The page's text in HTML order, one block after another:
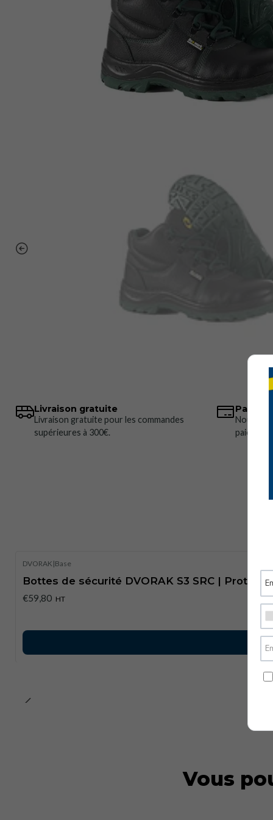
Livraison gratuite
Livraison gratuite pour les commandes
supérieures à 300€.
Nous
DVORAK |Base
Bottes de sécurité DVORAK S3 SRC |
€59,80 HT
Vous